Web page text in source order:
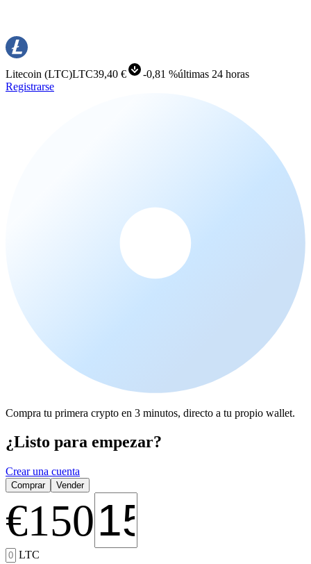
Litecoin (LTC)LTC39,40 € -0,81 %últimas 24 horas
Registrarse
Compra tu primera crypto en 3 minutos, directo a tu propio wallet.
¿Listo para empezar?
Crear una cuenta
Comprar Vender
€150
LTC